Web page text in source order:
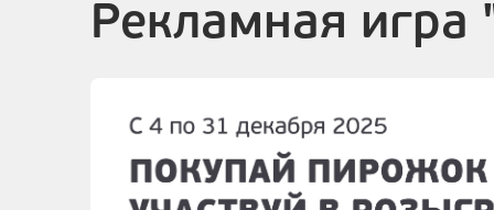
Рекламная игра